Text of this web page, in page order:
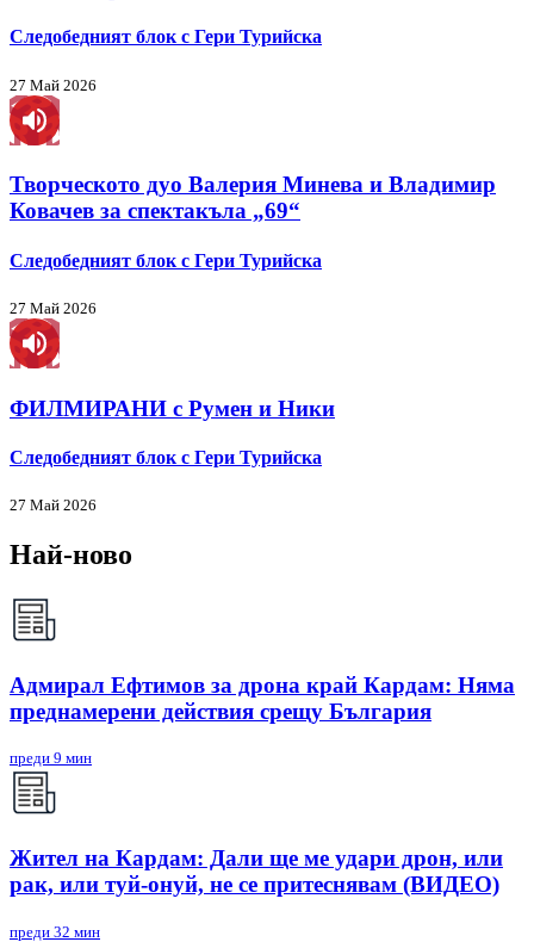
Следобедният блок с Гери Турийска
27 Май 2026
Творческото дуо Валерия Минева и Владимир
Ковачев за спектакъла „69“
Следобедният блок с Гери Турийска
27 Май 2026
ФИЛМИРАНИ с Румен и Ники
Следобедният блок с Гери Турийска
27 Май 2026
Най-ново
Адмирал Ефтимов за дрона край Кардам: Няма
преднамерени действия срещу България
преди 9 мин
Жител на Кардам: Дали ще ме удари дрон, или
рак, или туй-онуй, не се притеснявам (ВИДЕО)
преди 32 мин